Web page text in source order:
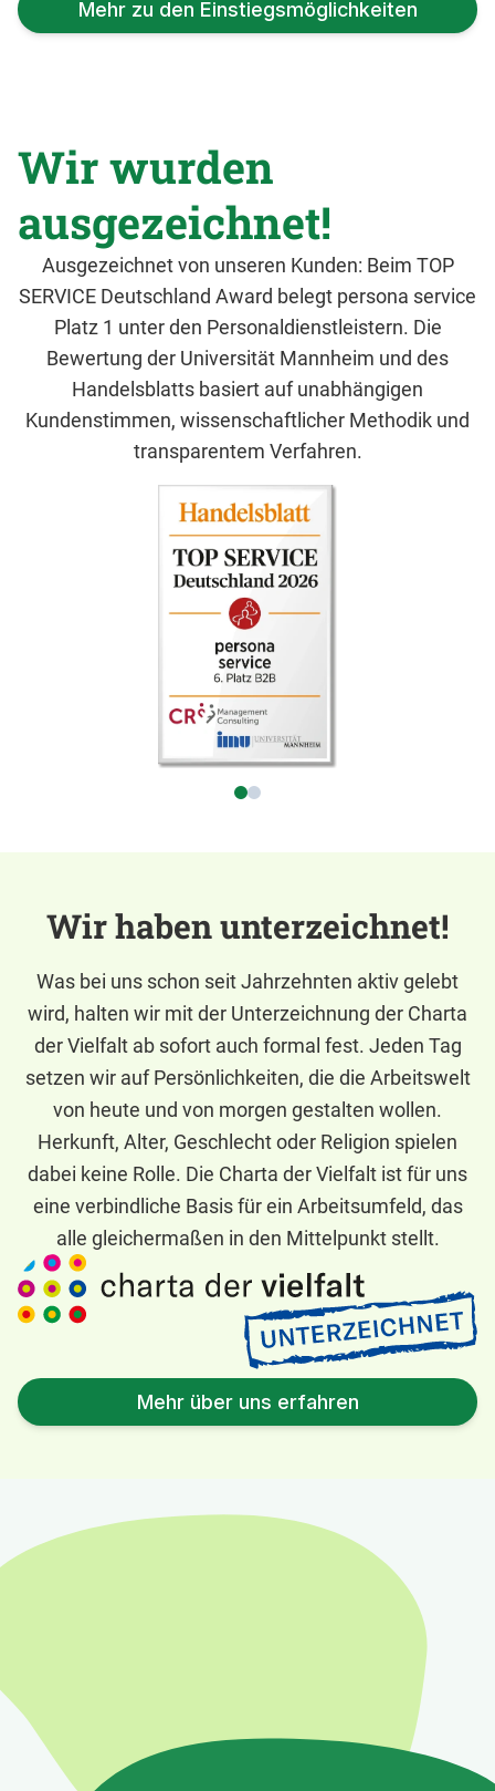
Mehr zu den Einstiegsmöglichkeiten
Wir wurden
ausgezeichnet!
Ausgezeichnet von unseren Kunden: Beim TOP
SERVICE Deutschland Award belegt persona service
Platz 1 unter den Personaldienstleistern. Die
Bewertung der Universität Mannheim und des
Handelsblatts basiert auf unabhängigen
Kundenstimmen, wissenschaftlicher Methodik und
transparentem Verfahren.
Wir haben unterzeichnet!
Was bei uns schon seit Jahrzehnten aktiv gelebt
wird, halten wir mit der Unterzeichnung der Charta
der Vielfalt ab sofort auch formal fest. Jeden Tag
setzen wir auf Persönlichkeiten, die die Arbeitswelt
von heute und von morgen gestalten wollen.
Herkunft, Alter, Geschlecht oder Religion spielen
dabei keine Rolle. Die Charta der Vielfalt ist für uns
eine verbindliche Basis für ein Arbeitsumfeld, das
alle gleichermaßen in den Mittelpunkt stellt.
Mehr über uns erfahren